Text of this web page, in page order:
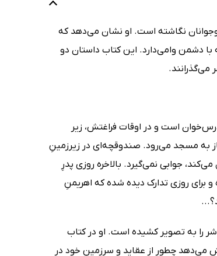
نگاشته است. او نشان می‌دهد که
با دشمن وامی‌دارد. این کتاب داستان دو
است و در اوقات فراغتش، زیر
به مسجد می‌رود. صندوقچه‌ای در زیرزمینِ
جوابی نمی‌گیرد. بالاخره روزی پدرِ
روزی تدارک دیده شده که اهریمنِ
را به تصویر کشیده است. او در کتاب
می‌دهد چطور از عقاید و سرزمینِ خود در